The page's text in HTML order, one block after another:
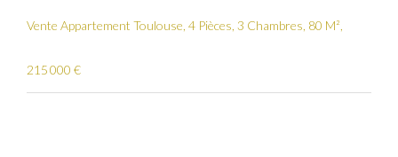
Vente Appartement Toulouse, 4 Pièces, 3 Chambres, 80 M²,
215 000 €